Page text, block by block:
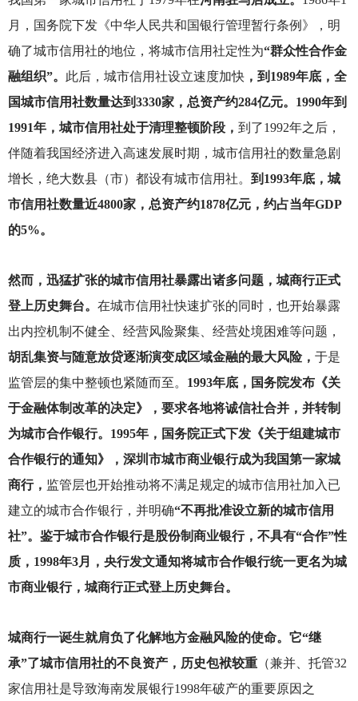
月，国务院下发《中华人民共和国银行管理暂行条例》，明
确了城市信用社的地位，将城市信用社定性为“群众性合作金
融组织”。 此后，城市信用社设立速度加快，到1989年底，全
国城市信用社数量达到3330家，总资产约284亿元。1990年到
1991年，城市信用社处于清理整顿阶段， 到了1992年之后，
伴随着我国经济进入高速发展时期，城市信用社的数量急剧
增长，绝大数县（市）都设有城市信用社。 到1993年底，城
市信用社数量近4800家，总资产约1878亿元，约占当年GDP
的5%。
然而，迅猛扩张的城市信用社暴露出诸多问题，城商行正式
登上历史舞台。 在城市信用社快速扩张的同时，也开始暴露
出内控机制不健全、经营风险聚集、经营处境困难等问题，
胡乱集资与随意放贷逐渐演变成区域金融的最大风险， 于是
监管层的集中整顿也紧随而至。 1993年底，国务院发布《关
于金融体制改革的决定》，要求各地将诚信社合并，并转制
为城市合作银行。1995年，国务院正式下发《关于组建城市
合作银行的通知》，深圳市城市商业银行成为我国第一家城
商行， 监管层也开始推动将不满足规定的城市信用社加入已
建立的城市合作银行，并明确“不再批准设立新的城市信用
社”。鉴于城市合作银行是股份制商业银行，不具有“合作”性
质，1998年3月，央行发文通知将城市合作银行统一更名为城
市商业银行，城商行正式登上历史舞台。
城商行一诞生就肩负了化解地方金融风险的使命。它“继
承”了城市信用社的不良资产，历史包袱较重（兼并、托管32
家信用社是导致海南发展银行1998年破产的重要原因之